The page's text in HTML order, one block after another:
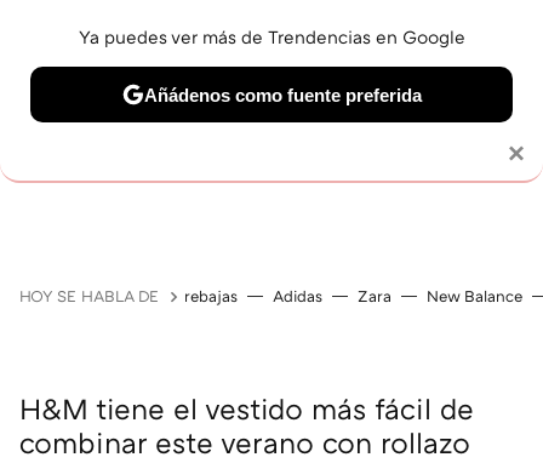
OFERTAS EN
HOY SE HABLA DE rebajas Adidas Zara New Balance
H&M tiene el vestido más fácil de
combinar este verano con rollazo
×
Ya puedes ver más de Trendencias en Google
Añádenos como fuente preferida